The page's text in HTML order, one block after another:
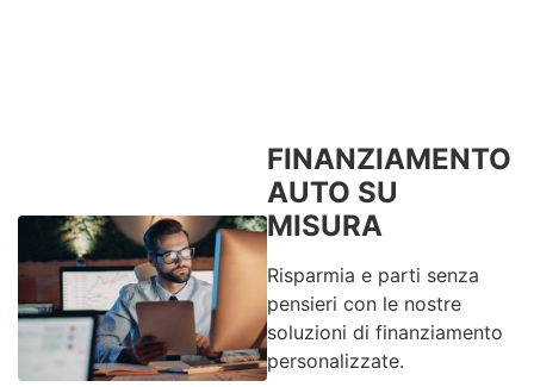
FINANZIAMENTO
AUTO SU
MISURA
Risparmia e parti senza
pensieri con le nostre
soluzioni di finanziamento
personalizzate.